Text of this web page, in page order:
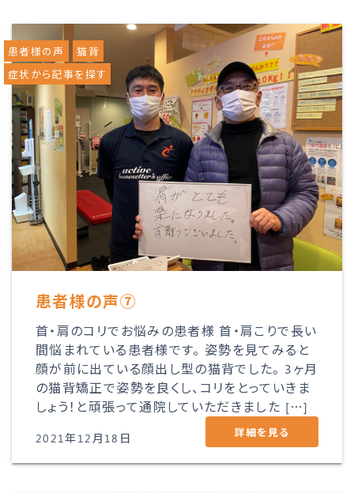
患者様の声⑦
首・肩のコリでお悩みの患者様 首・肩こりで長い
間悩まれている患者様です。 姿勢を見てみると
顔が前に出ている顔出し型の猫背でした。 3ヶ月
の猫背矯正で姿勢を良くし、コリをとっていきま
しょう！と頑張って通院していただきました […]
2021年12月18日 詳細を見る
患者様の声
猫背
症状から記事を探す